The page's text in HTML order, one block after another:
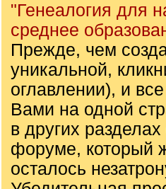
"Генеалогия для
среднее
Прежде, чем
уникальной,
оглавлении), и
Вами на одной
в других
форуме, который
осталось